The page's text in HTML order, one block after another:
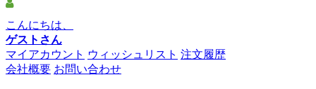
こんにちは、
ゲストさん
マイアカウント ウィッシュリスト 注文履歴
会社概要 お問い合わせ